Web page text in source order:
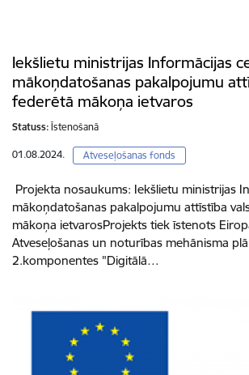
Iekšlietu ministrijas Informācijas
mākoņdatošanas pakalpojumu
federētā mākoņa ietvaros
Statuss: Īstenošanā
01.08.2024. Atveseļošanas fonds
Projekta nosaukums: Iekšlietu ministrijas
mākoņdatošanas pakalpojumu attīstība
mākoņa ietvarosProjekts tiek īstenots
Atveseļošanas un noturības mehānisma
2.komponentes "Digitālā…